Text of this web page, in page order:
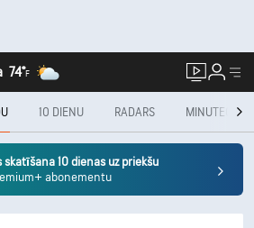
74°F
10 DIENU RADARS MINUTECAST®
10 dienas uz priekšu
abonementu